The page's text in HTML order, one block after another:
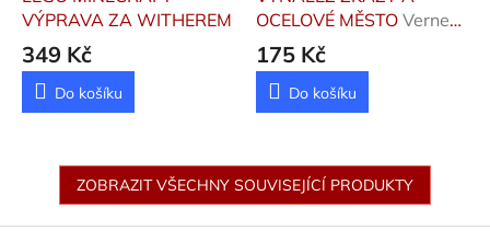
VÝPRAVA ZA WITHEREM
349 Kč
Do košíku
OCELOVÉ MĚSTO Verne
Jules
175 Kč
Do košíku
ZOBRAZIT VŠECHNY SOUVISEJÍCÍ PRODUKTY